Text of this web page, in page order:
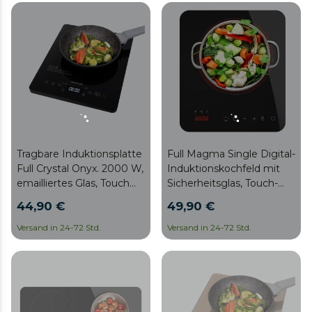
Tragbare Induktionsplatte
Full Crystal Onyx. 2000 W,
emailliertes Glas, Touch
Leistung und Temperatur,
4 voreingestellte
Programme, Timer,
44,90 €
Versand in 24-72 Std.
Full Magma Single Digital-
Induktionskochfeld mit
Sicherheitsglas, Touch-
Steuerung
49,90 €
Versand in 24-72 Std.